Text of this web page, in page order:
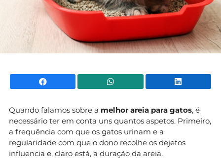
Facebook WhatsApp
Quando falamos sobre a melhor areia para gatos, é
necessário ter em conta uns quantos aspetos. Primeiro,
a frequência com que os gatos urinam e a
regularidade com que o dono recolhe os dejetos
influencia e, claro está, a duração da areia.